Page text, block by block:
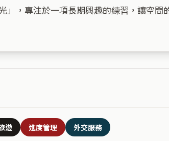
」，專注於一項長期興趣的練習，讓空間
遊 進度管理 外交服務